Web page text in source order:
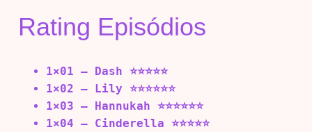
Rating Episódios
1×01 – Dash ⭐⭐⭐⭐⭐
1×02 – Lily ⭐⭐⭐⭐⭐⭐
1×03 – Hannukah ⭐⭐⭐⭐⭐⭐
1×04 – Cinderella ⭐⭐⭐⭐⭐